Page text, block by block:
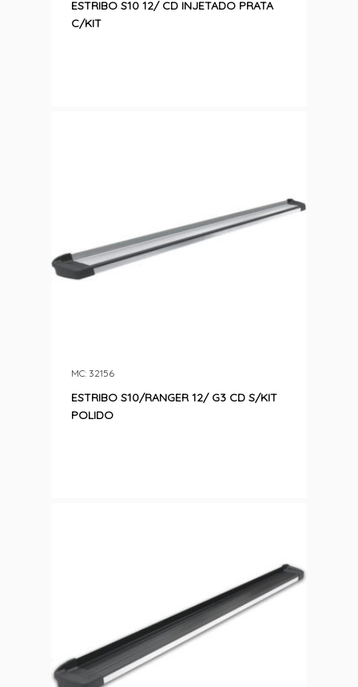
ESTRIBO S10 12/ CD INJETADO PRATA
C/KIT
ESTRIBO S10/RANGER 12/ G3 CD S/KIT
POLIDO
MC: 32156